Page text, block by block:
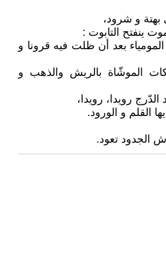
و شرود،
ينفتح التابوت :
المومياء بعد أن ظلت فيه قرونا و
الموشّاة بالريش والذهب و
رويدا، رويدا،
القلم و الورود.
الجدود تعود.